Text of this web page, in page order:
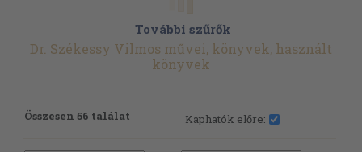
További szűrők
Dr. Székessy Vilmos művei, könyvek, használt
könyvek
Összesen 56 találat Kaphatók előre: